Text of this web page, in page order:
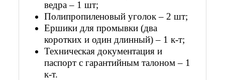
ведра – 1 шт;
Полипропиленовый уголок – 2 шт;
Ершики для промывки (два
коротких и один длинный) – 1 к-т;
Техническая документация и
паспорт с гарантийным талоном – 1
к-т.